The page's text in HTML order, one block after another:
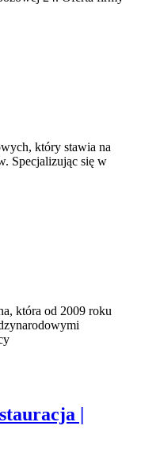
który stawia na
Specjalizując się w
która od 2009 roku
|